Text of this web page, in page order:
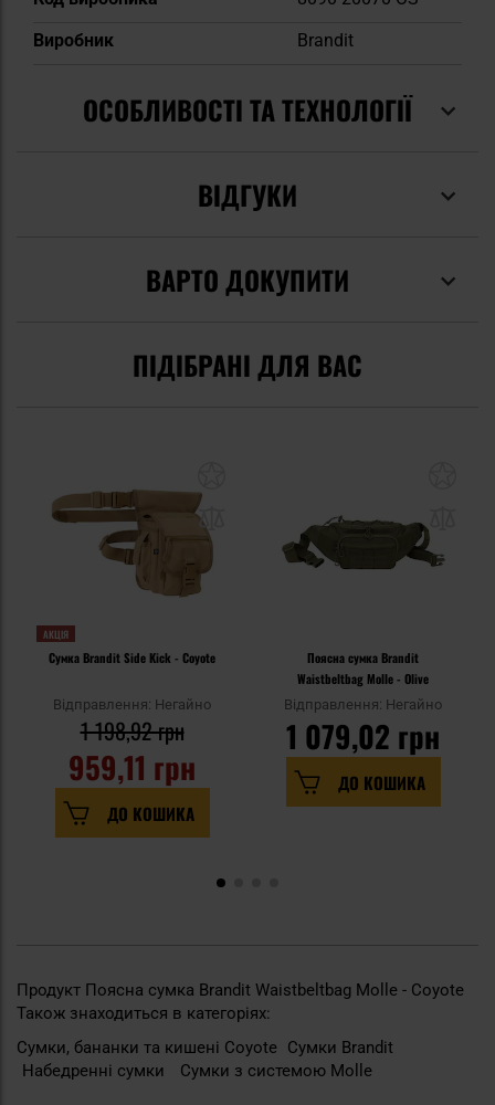
Виробник
Brandit
ОСОБЛИВОСТІ ТА ТЕХНОЛОГІЇ
ВІДГУКИ
ВАРТО ДОКУПИТИ
ПІДІБРАНІ ДЛЯ ВАС
АКЦІЯ
Сумка Brandit Side Kick - Coyote
Відправлення: Негайно
959,11 грн
1 198,92 грн
ДО КОШИКА
Поясна сумка Brandit
Waistbeltbag Molle - Olive
Відправлення: Негайно
1 079,02 грн
ДО КОШИКА
Продукт Поясна сумка Brandit Waistbeltbag Molle - Coyote
Також знаходиться в категоріях:
Сумки, бананки та кишені Coyote Сумки Brandit
Набедренні сумки
Сумки з системою Molle